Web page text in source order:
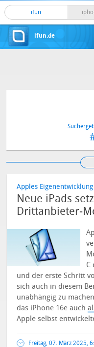
ifun
ifun.de
Apples
Neue iPads
Drittanbieter-
C
und der erste Schritt
sich auch in diesem
unabhängig zu
das iPhone 16e auch
Apple selbst
Freitag, 07. März 2025,